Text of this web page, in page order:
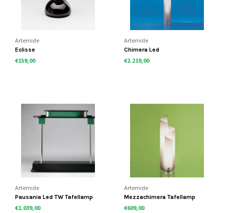
Artemide
Eclisse
€159,00
Artemide
Chimera Led
€2.219,00
Artemide
Pausania Led TW Tafellamp
€1.039,00
Artemide
Mezzachimera Tafellamp
€609,00